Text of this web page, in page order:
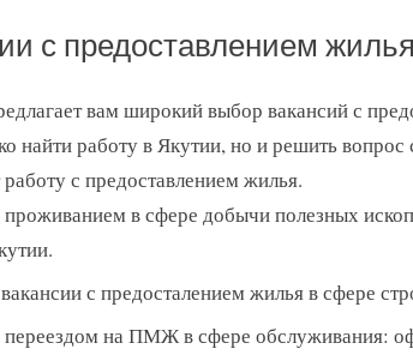
с предоставлением
вам широкий выбор вакансий с
найти работу в Якутии, но и решить
с предоставлением жилья.
проживанием в сфере добычи полезных
с предосталением жилья в сфере
переездом на ПМЖ в сфере обслуживания: